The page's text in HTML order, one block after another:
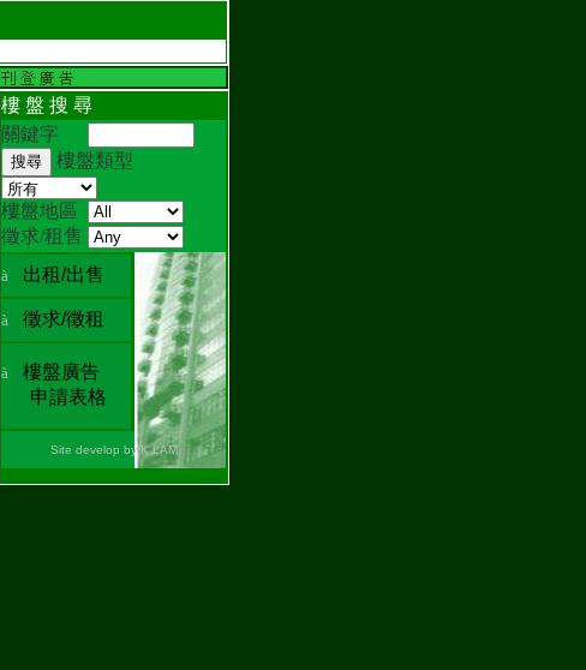
樓 盤 搜 尋
關鍵字
樓盤類型
樓盤地區
徵求/租售
à 出租/出售
à 徵求/徵租
à
樓盤廣告
申請表格
Site develop by K LAM